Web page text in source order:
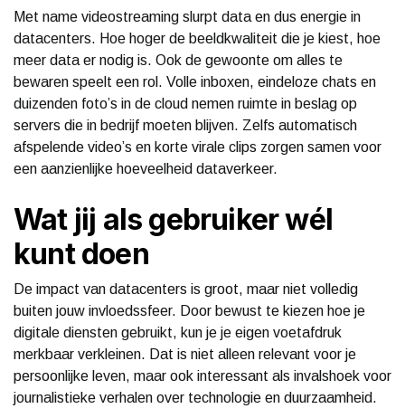
Met name videostreaming slurpt data en dus energie in
datacenters. Hoe hoger de beeldkwaliteit die je kiest, hoe
meer data er nodig is. Ook de gewoonte om alles te
bewaren speelt een rol. Volle inboxen, eindeloze chats en
duizenden foto’s in de cloud nemen ruimte in beslag op
servers die in bedrijf moeten blijven. Zelfs automatisch
afspelende video’s en korte virale clips zorgen samen voor
een aanzienlijke hoeveelheid dataverkeer.
Wat jij als gebruiker wél
kunt doen
De impact van datacenters is groot, maar niet volledig
buiten jouw invloedssfeer. Door bewust te kiezen hoe je
digitale diensten gebruikt, kun je je eigen voetafdruk
merkbaar verkleinen. Dat is niet alleen relevant voor je
persoonlijke leven, maar ook interessant als invalshoek voor
journalistieke verhalen over technologie en duurzaamheid.